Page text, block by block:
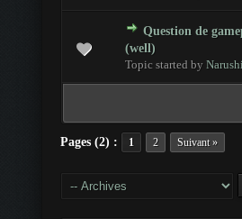
Question de
(well)
Topic started by
- 0 sur 5 en moyenne
345
Pages (2) : 1 2 Suivant »